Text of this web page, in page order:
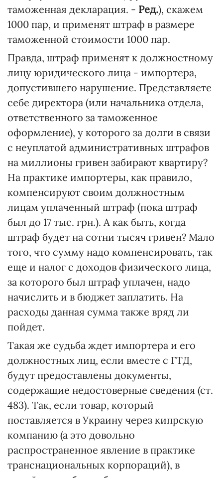
таможенная декларация. - Ред.), скажем
1000 пар, и применят штраф в размере
таможенной стоимости 1000 пар.
Правда, штраф применят к должностному
лицу юридического лица - импортера,
допустившего нарушение. Представляете
себе директора (или начальника отдела,
ответственного за таможенное
оформление), у которого за долги в связи
с неуплатой административных штрафов
на миллионы гривен забирают квартиру?
На практике импортеры, как правило,
компенсируют своим должностным
лицам уплаченный штраф (пока штраф
был до 17 тыс. грн.). А как быть, когда
штраф будет на сотни тысяч гривен? Мало
того, что сумму надо компенсировать, так
еще и налог с доходов физического лица,
за которого был штраф уплачен, надо
начислить и в бюджет заплатить. На
расходы данная сумма также вряд ли
пойдет.
Такая же судьба ждет импортера и его
должностных лиц, если вместе с ГТД,
будут предоставлены документы,
содержащие недостоверные сведения (ст.
483). Так, если товар, который
поставляется в Украину через кипрскую
компанию (а это довольно
распространенное явление в практике
транснациональных корпораций), в